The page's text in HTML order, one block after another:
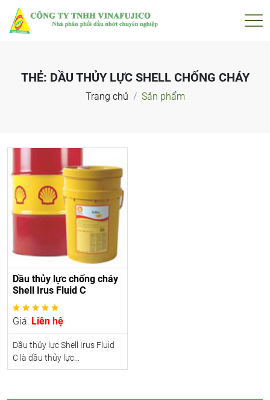
THẺ: DẦU THỦY LỰC SHELL CHỐNG CHÁY
Trang chủ Sản phẩm
Dầu thủy lực chống cháy
Shell Irus Fluid C
Giá: Liên hệ
Dầu thủy lực Shell Irus Fluid
C là dầu thủy lực...